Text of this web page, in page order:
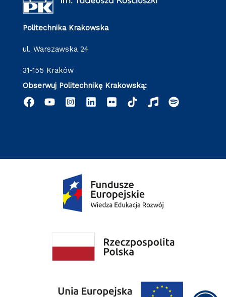
Politechnika Krakowska
ul. Warszawska 24
31-155 Kraków
Obserwuj Politechnikę Krakowską: